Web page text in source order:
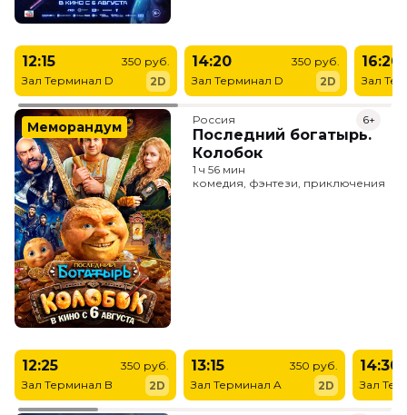
12:15
Зал Терминал D
350 руб.
2D
14:20
Зал Терминал D
350 руб.
2D
16:20
Зал
Меморандум Россия
Последний богатырь.
Колобок
6+
1 ч 56 мин
комедия, фэнтези, приключения
12:25
Зал Терминал B
350 руб.
2D
13:15
Зал Терминал A
350 руб.
2D
14:30
Зал